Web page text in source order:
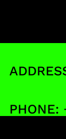
PHONE: